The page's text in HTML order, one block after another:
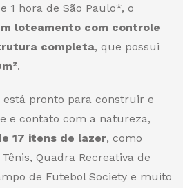
1 hora de São Paulo*, o
loteamento com controle
completa, que possui
.
pronto para construir e
e contato com a natureza,
17 itens de lazer, como
Quadra Recreativa de
de Futebol Society e muito